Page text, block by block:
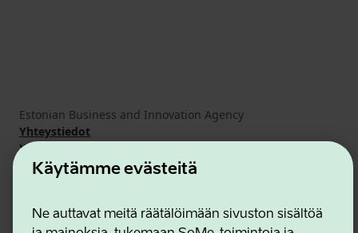
Käytämme evästeitä
Ne auttavat meitä räätälöimään sivuston sisältöä
Estonian Business and Innovation Agency
Yhteystiedot
Yhteistyökumppanit
Käyttöehdot
Eväste- ja tietosuojakäytäntö